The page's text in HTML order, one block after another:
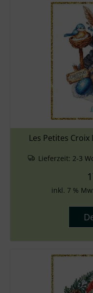
Les Petites Croix
Lieferzeit: 2-3
inkl. 7 %